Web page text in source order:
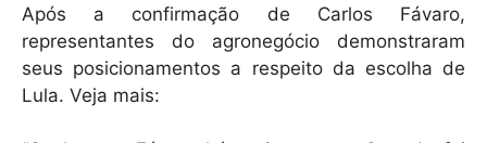
Após a confirmação de Carlos Fávaro,
representantes do agronegócio demonstraram
seus posicionamentos a respeito da escolha de
Lula. Veja mais: